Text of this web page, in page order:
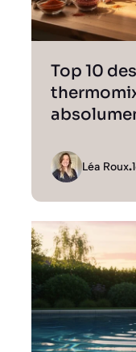
Top 10
Léa Roux.